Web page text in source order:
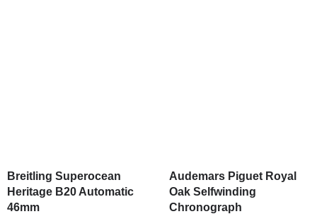
Breitling Superocean
Heritage B20 Automatic
46mm
Audemars Piguet Royal
Oak Selfwinding
Chronograph